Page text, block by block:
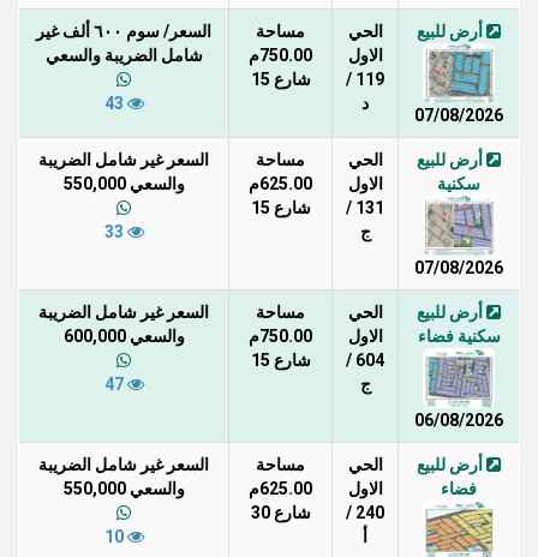
أرض للبيع
07/08/2026
الحي
الاول
119 /
د
مساحة
750.00م
شارع 15
السعر/ سوم ٦٠٠ ألف غير
شامل الضريبة والسعي
أرض للبيع
سكنية
07/08/2026
الحي
الاول
131 /
ج
مساحة
625.00م
شارع 15
السعر غير شامل الضريبة
والسعي 550,000
أرض للبيع
سكنية فضاء
06/08/2026
الحي
الاول
604 /
ج
مساحة
750.00م
شارع 15
السعر غير شامل الضريبة
والسعي 600,000
47
أرض للبيع
فضاء
الحي
الاول
240 /
مساحة
625.00م
شارع 30
السعر غير شامل الضريبة
والسعي 550,000
10